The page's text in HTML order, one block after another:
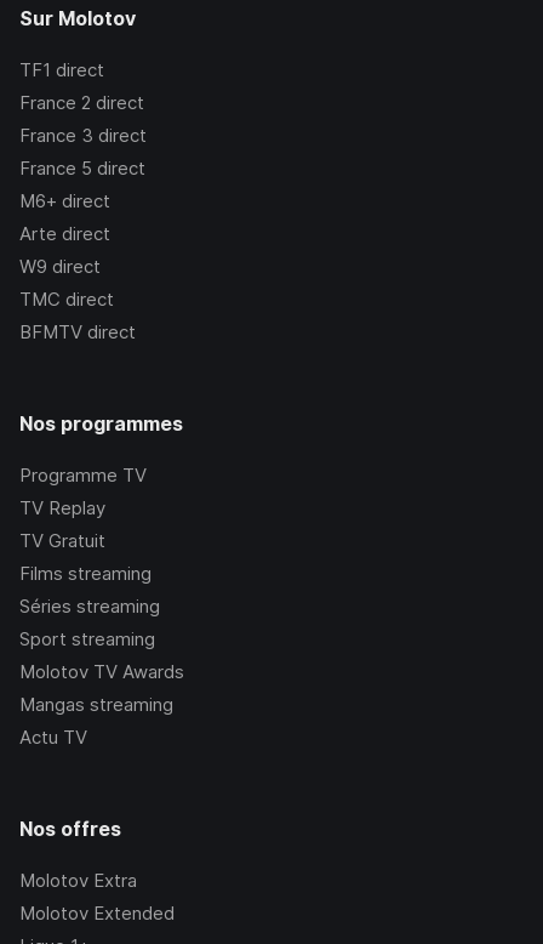
Sur Molotov
TF1 direct
France 2 direct
France 3 direct
France 5 direct
M6+ direct
Arte direct
W9 direct
TMC direct
BFMTV direct
Nos programmes
Programme TV
TV Replay
TV Gratuit
Films streaming
Séries streaming
Sport streaming
Molotov TV Awards
Mangas streaming
Actu TV
Nos offres
Molotov Extra
Molotov Extended